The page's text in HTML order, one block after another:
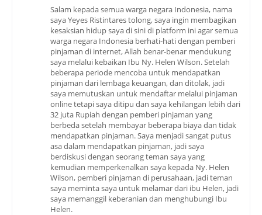
Salam kepada semua warga negara Indonesia, nama
saya Yeyes Ristintares tolong, saya ingin membagikan
kesaksian hidup saya di sini di platform ini agar semua
warga negara Indonesia berhati-hati dengan pemberi
pinjaman di internet, Allah benar-benar mendukung
saya melalui kebaikan Ibu Ny. Helen Wilson. Setelah
beberapa periode mencoba untuk mendapatkan
pinjaman dari lembaga keuangan, dan ditolak, jadi
saya memutuskan untuk mendaftar melalui pinjaman
online tetapi saya ditipu dan saya kehilangan lebih dari
32 juta Rupiah dengan pemberi pinjaman yang
berbeda setelah membayar beberapa biaya dan tidak
mendapatkan pinjaman. Saya menjadi sangat putus
asa dalam mendapatkan pinjaman, jadi saya
berdiskusi dengan seorang teman saya yang
kemudian memperkenalkan saya kepada Ny. Helen
Wilson, pemberi pinjaman di perusahaan, jadi teman
saya meminta saya untuk melamar dari ibu Helen, jadi
saya memanggil keberanian dan menghubungi Ibu
Helen.